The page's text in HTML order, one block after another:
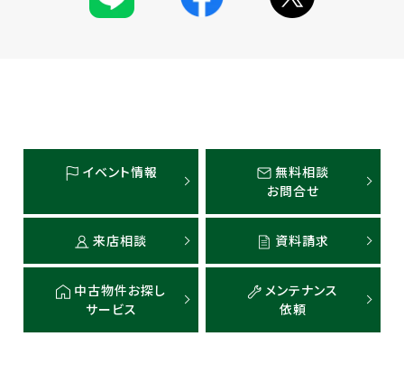
イベント情報
無料相談
お問合せ
来店相談 資料請求
中古物件お探し
サービス
メンテナンス
依頼